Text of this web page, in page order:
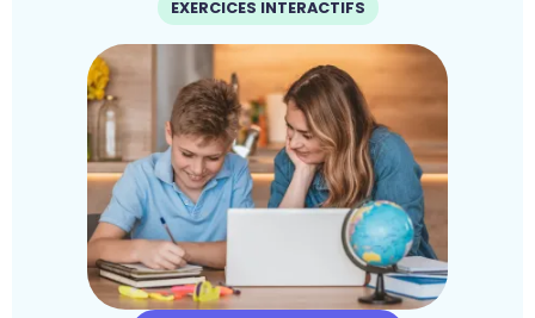
EXERCICES INTERACTIFS